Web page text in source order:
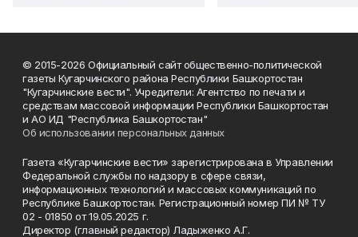
© 2015-2026 Официальный сайт общественно-политической
газеты Кугарчинского района Республики Башкортостан
"Кугарчинские вести". Учредители: Агентство по печати и
средствам массовой информации Республики Башкортостан
и АО ИД "Республика Башкортостан"
Об использовании персональных данных
Газета «Кугарчинские вести» зарегистрирована в Управлении
Федеральной службы по надзору в сфере связи,
информационных технологий и массовых коммуникаций по
Республике Башкортостан. Регистрационный номер ПИ № ТУ
02 - 01850 от 19.05.2025 г.
Директор (главный редактор) Ладыженко А.Г.